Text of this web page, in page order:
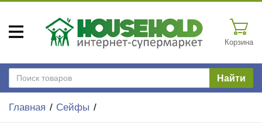
Корзина
Найти
Главная Сейфы